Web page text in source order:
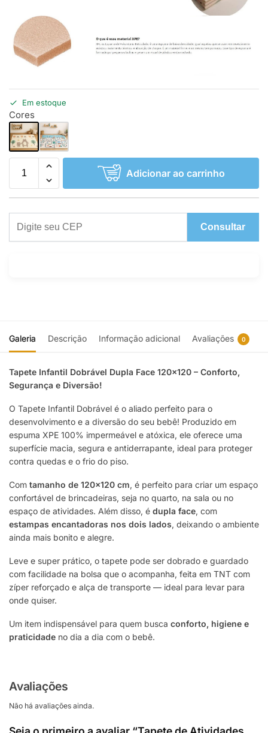
Em estoque
Cores
Adicionar ao carrinho
Consultar
Galeria Descrição Informação adicional Avaliações 0
Tapete Infantil Dobrável Dupla Face 120×120 – Conforto,
Segurança e Diversão!
O Tapete Infantil Dobrável é o aliado perfeito para o
desenvolvimento e a diversão do seu bebê! Produzido em
espuma XPE 100% impermeável e atóxica, ele oferece uma
superfície macia, segura e antiderrapante, ideal para proteger
contra quedas e o frio do piso.
Com tamanho de 120×120 cm, é perfeito para criar um espaço
confortável de brincadeiras, seja no quarto, na sala ou no
espaço de atividades. Além disso, é dupla face, com
estampas encantadoras nos dois lados, deixando o ambiente
ainda mais bonito e alegre.
Leve e super prático, o tapete pode ser dobrado e guardado
com facilidade na bolsa que o acompanha, feita em TNT com
zíper reforçado e alça de transporte — ideal para levar para
onde quiser.
Um item indispensável para quem busca conforto, higiene e
praticidade no dia a dia com o bebê.
Avaliações
Não há avaliações ainda.